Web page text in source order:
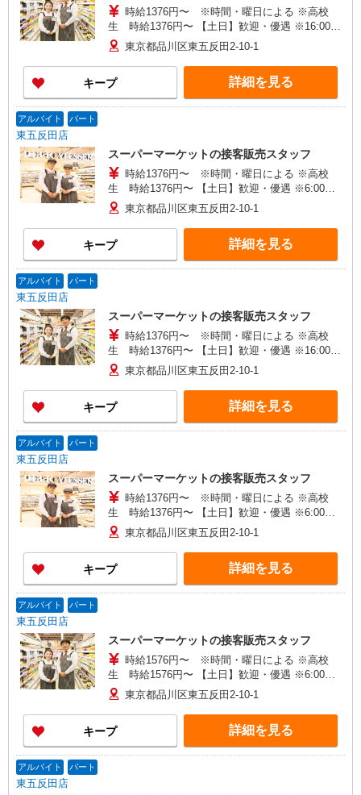
時給1376円〜 ※時間・曜日による ※高校
生 時給1376円〜 【土日】歓迎・優遇 ※16:00〜
21:00 時給＋100円 ※21:00〜翌2:00 時給＋200
円
東京都品川区東五反田2-10-1
キープ 詳細を見る
アルバイト パート
東五反田店
スーパーマーケットの接客販売スタッフ
時給1376円〜 ※時間・曜日による ※高校
生 時給1376円〜 【土日】歓迎・優遇 ※6:00〜
8:00 時給＋200円 ※22:00以降 基本時給より
25％UP
東京都品川区東五反田2-10-1
キープ 詳細を見る
アルバイト パート
東五反田店
スーパーマーケットの接客販売スタッフ
時給1376円〜 ※時間・曜日による ※高校
生 時給1376円〜 【土日】歓迎・優遇 ※16:00〜
21:00 時給＋100円 ※21:00〜翌2:00 時給＋200
円
東京都品川区東五反田2-10-1
キープ 詳細を見る
アルバイト パート
東五反田店
スーパーマーケットの接客販売スタッフ
時給1376円〜 ※時間・曜日による ※高校
生 時給1376円〜 【土日】歓迎・優遇 ※6:00〜
8:00 時給＋200円 ※22:00以降 基本時給より
25％UP
東京都品川区東五反田2-10-1
キープ 詳細を見る
アルバイト パート
東五反田店
スーパーマーケットの接客販売スタッフ
時給1576円〜 ※時間・曜日による ※高校
生 時給1576円〜 【土日】歓迎・優遇 ※6:00〜
8:00 時給＋200円 ※22:00以降 基本時給より
25％UP
東京都品川区東五反田2-10-1
キープ 詳細を見る
アルバイト パート
東五反田店